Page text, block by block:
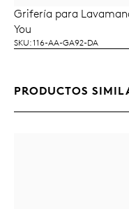
Grifería para
You
SKU: 116-AA-GA92-DA
PRODUCTOS